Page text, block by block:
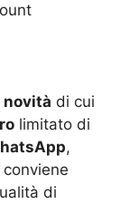
novità di cui
limitato di
,
di